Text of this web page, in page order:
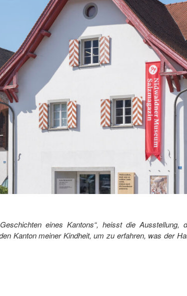
eines Kantons“, heisst die Ausstellung,
Kanton meiner Kindheit, um zu erfahren, was der